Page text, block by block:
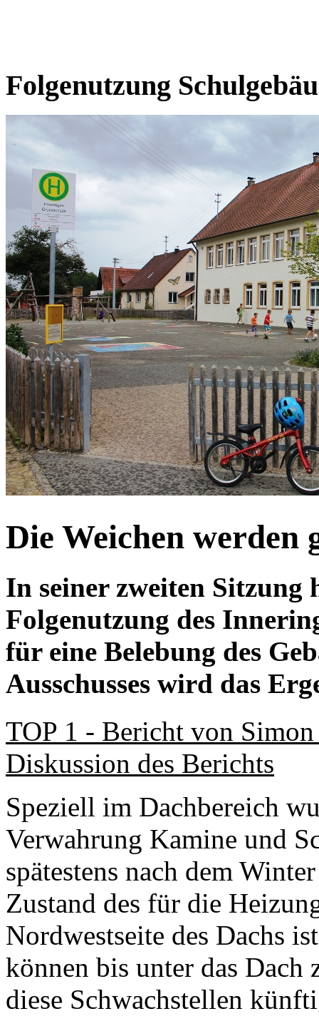
Folgenutzung
Die Weichen werden
In seiner zweiten Sitzung
Folgenutzung des
für eine Belebung des
Ausschusses wird das
TOP 1 - Bericht von
Diskussion des Berichts
Speziell im Dachbereich
Verwahrung Kamine und
spätestens nach dem
Zustand des für die
Nordwestseite des Dachs
können bis unter das Dach
diese Schwachstellen